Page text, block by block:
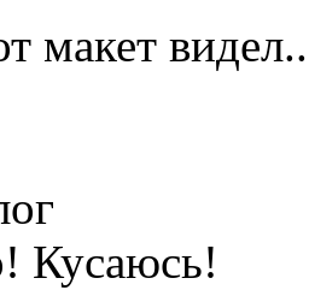
макет
Кусаюсь!